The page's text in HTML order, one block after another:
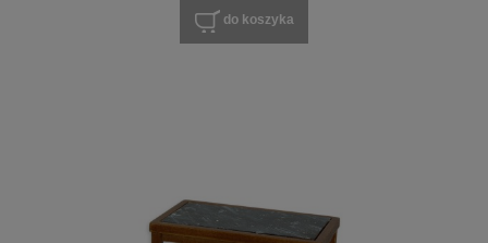
do koszyka